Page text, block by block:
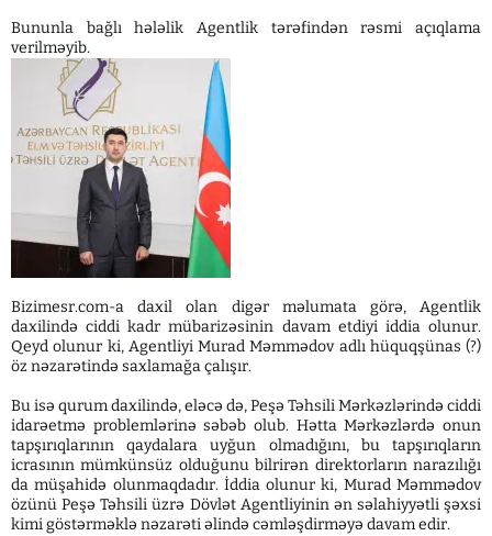
Bununla bağlı hələlik Agentlik tərəfindən rəsmi açıqlama
verilməyib.
Bizimesr.com-a daxil olan digər məlumata görə, Agentlik
daxilində ciddi kadr mübarizəsinin davam etdiyi iddia olunur.
Qeyd olunur ki, Agentliyi Murad Məmmədov adlı hüquqşünas (?)
öz nəzarətində saxlamağa çalışır.
Bu isə qurum daxilində, eləcə də, Peşə Təhsili Mərkəzlərində ciddi
idarəetmə problemlərinə səbəb olub. Hətta Mərkəzlərdə onun
tapşırıqlarının qaydalara uyğun olmadığını, bu tapşırıqların
icrasının mümkünsüz olduğunu bilrirən direktorların narazılığı
da müşahidə olunmaqdadır. İddia olunur ki, Murad Məmmədov
özünü Peşə Təhsili üzrə Dövlət Agentliyinin ən səlahiyyətli şəxsi
kimi göstərməklə nəzarəti əlində cəmləşdirməyə davam edir.